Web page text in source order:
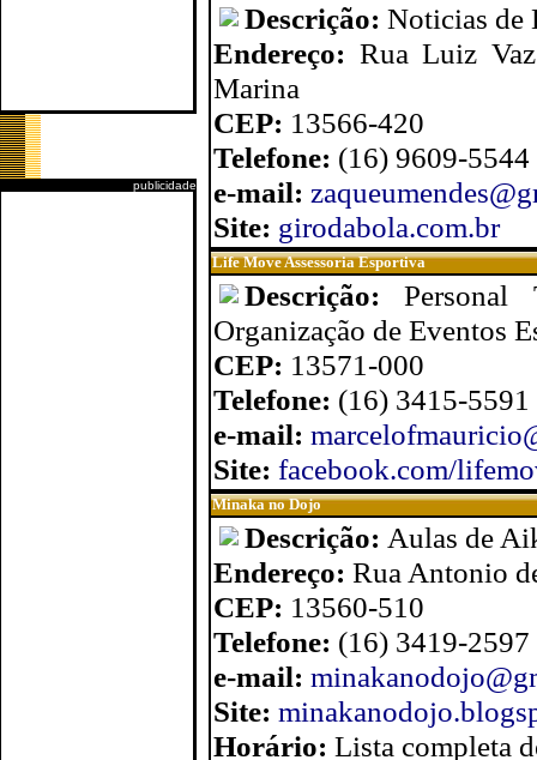
publicidade
Descrição: Noticias de
Endereço: Rua Luiz
Marina
CEP: 13566-420
Telefone: (16) 9609-
e-mail:
Site: girodabola.com.br
Life Move Assessoria Esportiva
Descrição:
Organização de Eventos
CEP: 13571-000
Telefone: (16) 3415-
e-mail:
Site: facebook.com/
Minaka no Dojo
Descrição: Aulas de
Endereço: Rua Antonio
CEP: 13560-510
Telefone: (16) 3419-2597
e-mail:
Site:
Horário: Lista completa